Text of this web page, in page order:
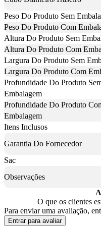
Peso Do Produto Sem
Peso Do Produto Com
Altura Do Produto Sem
Altura Do Produto Com
Largura Do Produto Sem
Largura Do Produto Com
Profundidade Do Produto
Embalagem
Profundidade Do Produto
Embalagem
Itens Inclusos
Garantia Do Fornecedor
Sac
Observações
O que os clientes
Para enviar uma avaliação,
Entrar para avaliar